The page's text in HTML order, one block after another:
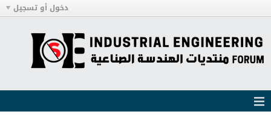
دخول أو تسجيل